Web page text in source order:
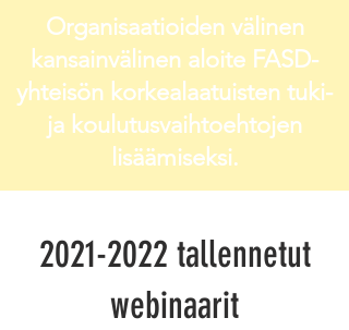
Organisaatioiden välinen
kansainvälinen aloite FASD-
yhteisön korkealaatuisten tuki-
ja koulutusvaihtoehtojen
lisäämiseksi.
2021-2022 tallennetut
webinaarit